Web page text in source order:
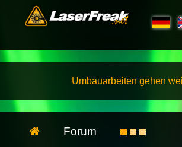
Umbauarbeiten gehen
Forum